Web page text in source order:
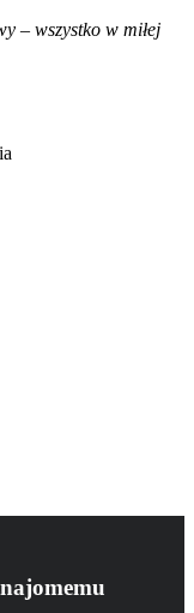
– wszystko w miłej